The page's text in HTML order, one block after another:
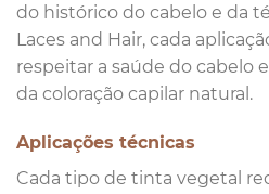
do histórico do cabelo e da
Laces and Hair, cada
respeitar a saúde do cabelo
da coloração capilar natural.
Aplicações técnicas
Cada tipo de tinta vegetal